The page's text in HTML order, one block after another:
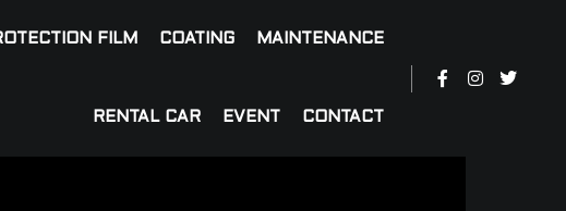
FILM COATING MAINTENANCE
RENTAL CAR EVENT CONTACT